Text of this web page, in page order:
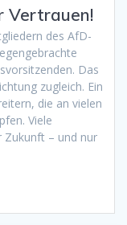
Vertrauen!
des AfD-
Das
zugleich. Ein
die an vielen
Viele
Zukunft – und nur